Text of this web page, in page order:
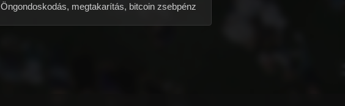
Öngondoskodás, megtakarítás, bitcoin zsebpénz